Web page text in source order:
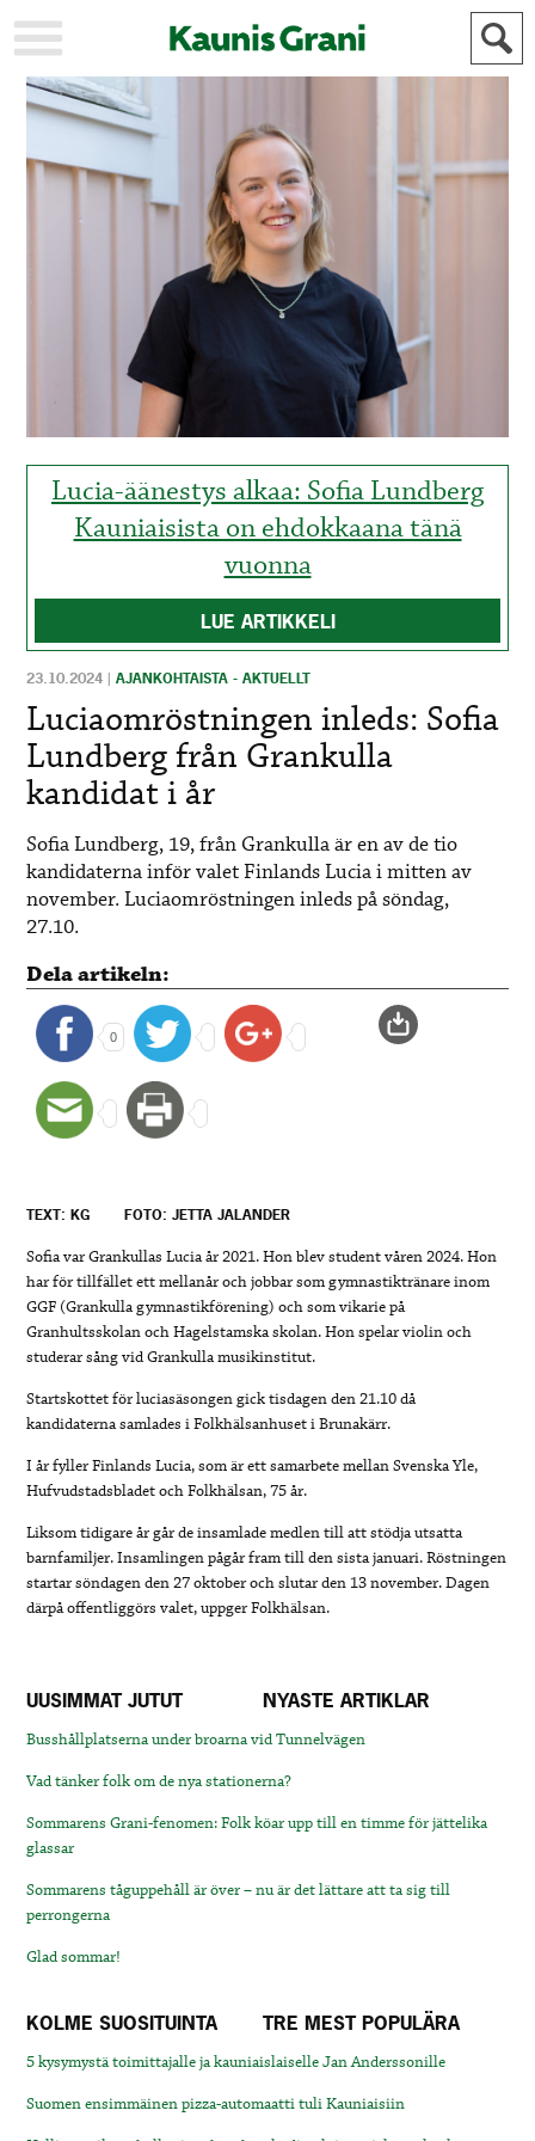
KAUPUNKI
AJANKOHTAISTA
AKTUELLT
URHEILU
IDROTT
KULTTUURI
KULTUR
HISTORIA
ALLMÄN
MAINOSTAJILLE
ANNONSÖRER
Lucia-äänestys alkaa: Sofia Lundberg
Kauniaisista on ehdokkaana tänä
vuonna
LUE ARTIKKELI
23.10.2024 |AJANKOHTAISTA - AKTUELLT
Luciaomröstningen inleds: Sofia
Lundberg från Grankulla
kandidat i år
Sofia Lundberg, 19, från Grankulla är en av de tio
kandidaterna inför valet Finlands Lucia i mitten av
november. Luciaomröstningen inleds på söndag,
27.10.
Dela artikeln:
0
TEXT: KG FOTO: JETTA JALANDER
Sofia var Grankullas Lucia år 2021. Hon blev student våren 2024. Hon
har för tillfället ett mellanår och jobbar som gymnastiktränare inom
GGF (Grankulla gymnastikförening) och som vikarie på
Granhultsskolan och Hagelstamska skolan. Hon spelar violin och
studerar sång vid Grankulla musikinstitut.
Startskottet för luciasäsongen gick tisdagen den 21.10 då
kandidaterna samlades i Folkhälsanhuset i Brunakärr.
I år fyller Finlands Lucia, som är ett samarbete mellan Svenska Yle,
Hufvudstadsbladet och Folkhälsan, 75 år.
Liksom tidigare år går de insamlade medlen till att stödja utsatta
barnfamiljer. Insamlingen pågår fram till den sista januari. Röstningen
startar söndagen den 27 oktober och slutar den 13 november. Dagen
därpå offentliggörs valet, uppger Folkhälsan.
UUSIMMAT JUTUT NYASTE ARTIKLAR
Busshållplatserna under broarna vid Tunnelvägen
Vad tänker folk om de nya stationerna?
Sommarens Grani-fenomen: Folk köar upp till en timme för jättelika
glassar
Sommarens tåguppehåll är över – nu är det lättare att ta sig till
perrongerna
Glad sommar!
KOLME SUOSITUINTA TRE MEST POPULÄRA
5 kysymystä toimittajalle ja kauniaislaiselle Jan Anderssonille
Suomen ensimmäinen pizza-automaatti tuli Kauniaisiin